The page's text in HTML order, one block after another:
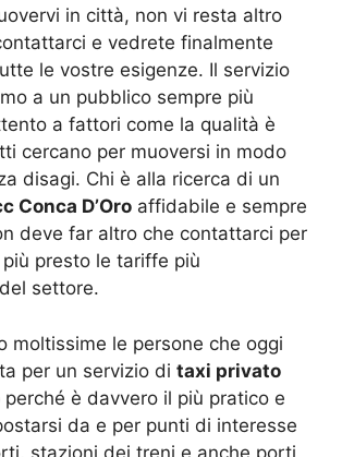
in città, non vi resta altro
e vedrete finalmente
le vostre esigenze. Il servizio
a un pubblico sempre più
a fattori come la qualità è
cercano per muoversi in modo
disagi. Chi è alla ricerca di un
Conca D’Oro affidabile e sempre
deve far altro che contattarci per
presto le tariffe più
settore.
moltissime le persone che oggi
per un servizio di taxi privato
perché è davvero il più pratico e
da e per punti di interesse
stazioni dei treni e anche porti